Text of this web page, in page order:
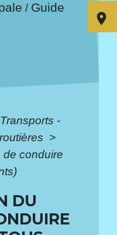
/ Guide
Transports -
>
de conduire
DU
room